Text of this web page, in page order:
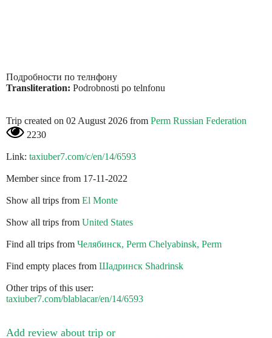
Подробности по телнфону
Transliteration: Podrobnosti po telnfonu
Trip created on 02 August 2026 from Perm Russian Federation
2230
Link: taxiuber7.com/c/en/14/6593
Member since from 17-11-2022
Show all trips from El Monte
Show all trips from United States
Find all trips from Челябинск, Perm Chelyabinsk, Perm
Find empty places from Шадринск Shadrinsk
Other trips of this user:
taxiuber7.com/blablacar/en/14/6593
Add review about trip or